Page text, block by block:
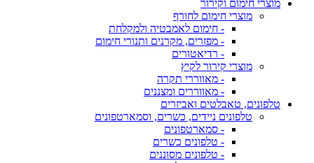
מוצרי חימום וקירור
מוצרי חימום לחורף
- חימום לאמבטיה ולמקלחת
- מפזרים, מקרנים ותנורי חימום
- רדיאטורים
מוצרי קירור לקיץ
- מאווררי תקרה
- מאווררים ומצננים
טלפונים, טאבלטים ואביזרים
טלפונים ניידים, כשרים, וסמארטפונים
- סמארטפונים
- טלפונים כשרים
- טלפונים מסוננים